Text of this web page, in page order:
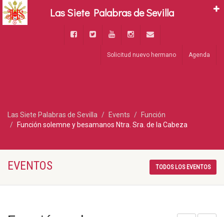
Solicitud nuevo hermano Agenda
Las Siete Palabras de Sevilla Events
Función
Función solemne y besamanos Ntra. Sra. de la Cabeza
EVENTOS TODOS LOS EVENTOS
Las Siete Palabras de Sevilla